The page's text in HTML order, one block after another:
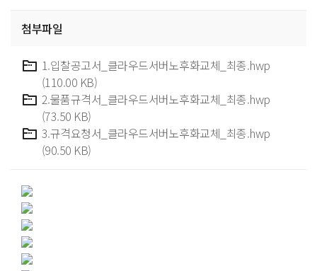
첨부파일
1.입찰공고서_클라우드서버노후화교체_최종.hwp
(110.00 KB)
2.물품규격서_클라우드서버노후화교체_최종.hwp
(73.50 KB)
3.규격요청서_클라우드서버노후화교체_최종.hwp
(90.50 KB)